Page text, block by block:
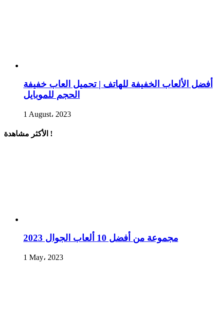
أفضل الألعاب الخفيفة للهاتف | تحميل العاب خفيفة
الحجم للموبايل
1 August، 2023
الأكثر مشاهدة !
مجموعة من أفضل 10 ألعاب الجوال 2023
1 May، 2023